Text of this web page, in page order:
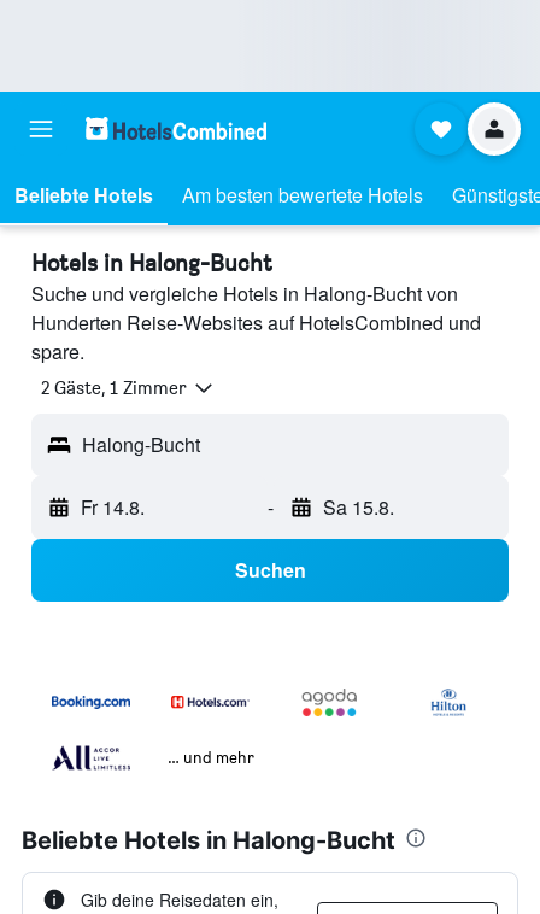
Beliebte Hotels Am besten bewertete Hotels
Hotels in Halong-Bucht
Suche und vergleiche Hotels in Halong-Bucht von
Hunderten Reise-Websites auf HotelsCombined und
spare.
2 Gäste, 1 Zimmer
Halong-Bucht
Fr 14.8. - Sa 15.8.
Suchen
… und mehr
Beliebte Hotels in Halong-Bucht
Gib deine Reisedaten ein,